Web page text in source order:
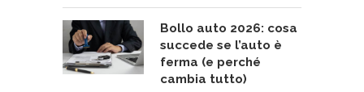
Bollo auto 2026: cosa
succede se l’auto è
ferma (e perché
cambia tutto)